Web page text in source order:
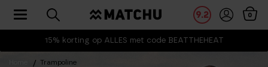
15% korting op ALLES met code BEATTHEHEAT
9.2 0
Toggle navigation
Trampoline